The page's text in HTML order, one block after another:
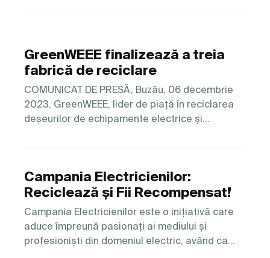
GreenWEEE finalizează a treia
fabrică de reciclare
COMUNICAT DE PRESĂ, Buzău, 06 decembrie
2023. GreenWEEE, lider de piață în reciclarea
deșeurilor de echipamente electrice și…
Campania Electricienilor:
Reciclează și Fii Recompensat!
Campania Electricienilor este o inițiativă care
aduce împreună pasionați ai mediului și
profesioniști din domeniul electric, având ca…